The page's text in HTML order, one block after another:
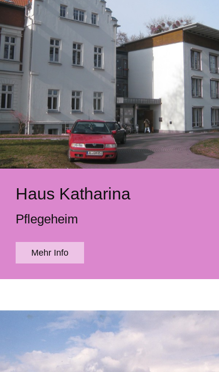
Haus Katharina
Pflegeheim
Mehr Info